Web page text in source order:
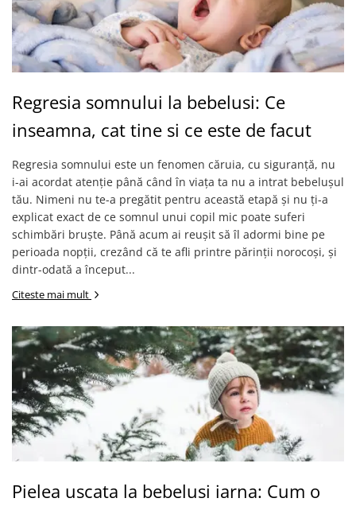
Regresia somnului la bebelusi: Ce
inseamna, cat tine si ce este de facut
Regresia somnului este un fenomen căruia, cu siguranță, nu
i-ai acordat atenție până când în viața ta nu a intrat bebelușul
tău. Nimeni nu te-a pregătit pentru această etapă și nu ți-a
explicat exact de ce somnul unui copil mic poate suferi
schimbări bruște. Până acum ai reușit să îl adormi bine pe
perioada nopții, crezând că te afli printre părinții norocoși, și
dintr-odată a început...
Citeste mai mult
Pielea uscata la bebelusi iarna: Cum o